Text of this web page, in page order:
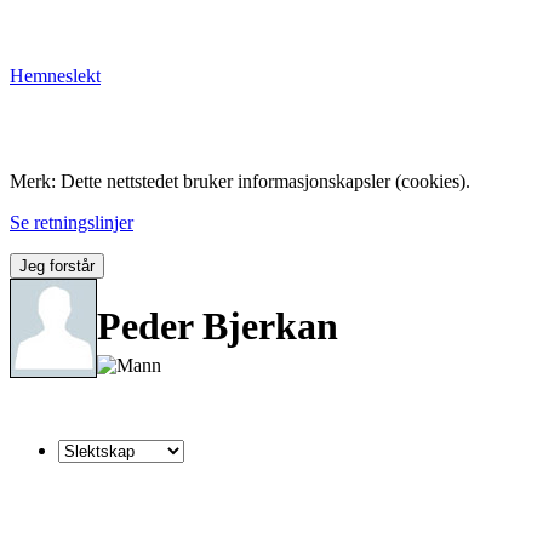
Hemneslekt
Merk: Dette nettstedet bruker informasjonskapsler (cookies).
Se retningslinjer
Jeg forstår
Peder Bjerkan